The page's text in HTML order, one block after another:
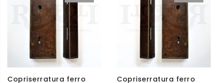
Copriserratura ferro
Copriserratura ferro